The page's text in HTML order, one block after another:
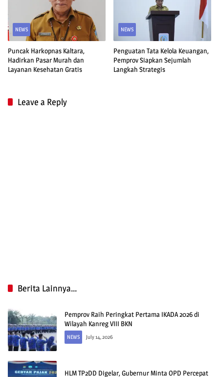
NEWS
Puncak Harkopnas Kaltara,
Hadirkan Pasar Murah dan
Layanan Kesehatan Gratis
NEWS
Penguatan Tata Kelola Keuangan,
Pemprov Siapkan Sejumlah
Langkah Strategis
Leave a Reply
Berita Lainnya...
Pemprov Raih Peringkat Pertama IKADA 2026 di
Wilayah Kanreg VIII BKN
NEWS July 14, 2026
HLM TP2DD Digelar, Gubernur Minta OPD Percepat